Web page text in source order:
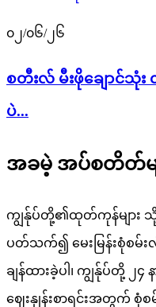
၀၂/၀၆/၂၆
စတီးလ် မီးဖိုချောင်သုံ
ပဲ...
အခမဲ့ အပ်စတိတ်မျ
ကျွန်ုပ်တို့၏ထုတ်ကုန်များ သို့
ပတ်သက်၍ မေးမြန်းစုံစ
ချန်ထားခဲ့ပါ၊ ကျွန်ုပ်တို့
ဈေးနှုန်းစာရင်းအတွက် စုံစမ်း